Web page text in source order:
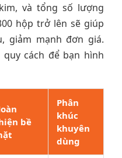
và tổng số lượng
hộp trở lên sẽ giúp
giảm mạnh đơn giá.
cách để bạn hình
bề
Phân
khúc
khuyên
dùng